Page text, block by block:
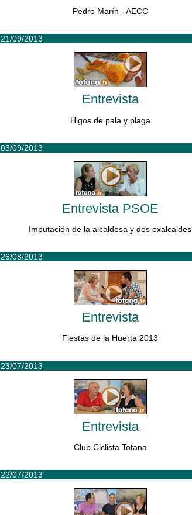
Pedro Marín - AECC
21/09/2013
Entrevista
Higos de pala y plaga
03/09/2013
Entrevista PSOE
Imputación de la alcaldesa y dos exalcaldes
26/08/2013
Entrevista
Fiestas de la Huerta 2013
23/07/2013
Entrevista
Club Ciclista Totana
22/07/2013